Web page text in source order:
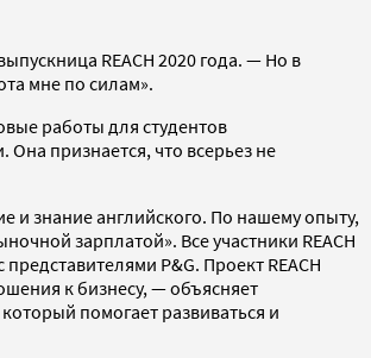
REACH 2020 года. — Но в
мне по силам».
работы для студентов
признается, что всерьез не
и знание английского. По нашему опыту,
зарплатой». Все участники REACH
P&G. Проект REACH
к бизнесу, — объясняет
помогает развиваться и